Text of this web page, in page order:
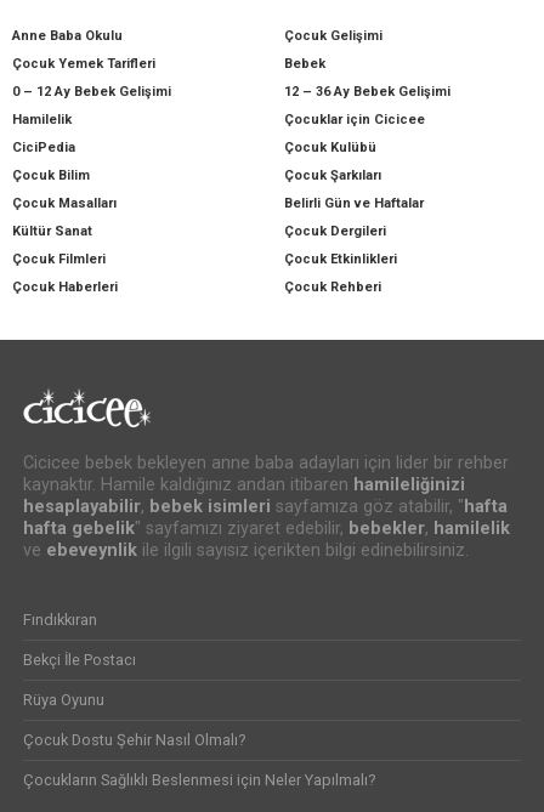
Anne Baba Okulu
Çocuk Gelişimi
Çocuk Yemek Tarifleri
Bebek
0 – 12 Ay Bebek Gelişimi
12 – 36 Ay Bebek Gelişimi
Hamilelik
Çocuklar için Cicicee
CiciPedia
Çocuk Kulübü
Çocuk Bilim
Çocuk Şarkıları
Çocuk Masalları
Belirli Gün ve Haftalar
Kültür Sanat
Çocuk Dergileri
Çocuk Filmleri
Çocuk Etkinlikleri
Çocuk Haberleri
Çocuk Rehberi
Cicicee bebek bekleyen anne baba adayları için lider bir rehber
kaynaktır. Hamile kaldığınız andan itibaren hamileliğinizi
hesaplayabilir, bebek isimleri sayfamıza göz atabilir, " hafta
hafta gebelik" sayfamızı ziyaret edebilir, bebekler, hamilelik
ve ebeveynlikile ilgili sayısız içerikten bilgi edinebilirsiniz.
Fındıkkıran
Bekçi İle Postacı
Rüya Oyunu
Çocuk Dostu Şehir Nasıl Olmalı?
Çocukların Sağlıklı Beslenmesi için Neler Yapılmalı?